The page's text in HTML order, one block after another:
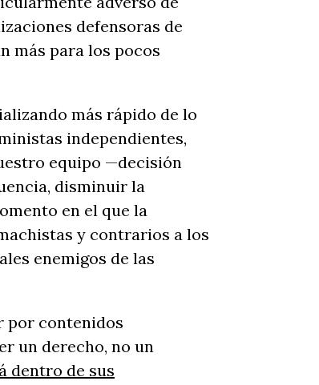
defensoras de
más para los pocos
más rápido de lo
independientes,
equipo —decisión
disminuir la
en el que la
y contrarios a los
enemigos de las
por contenidos
un derecho, no un
dentro de sus